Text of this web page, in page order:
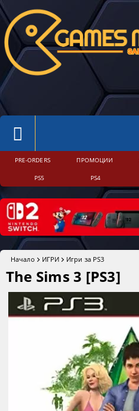
PRE-ORDERS ПРОМОЦИИ
PS5 PS4
Начало ИГРИ Игри за PS3
The Sims 3 [PS3]